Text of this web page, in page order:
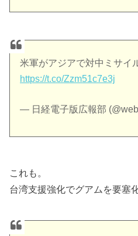
米軍がアジアで対中ミサイ
https://t.co/Zzm51c7e3j
— 日経電子版広報部
これも。
台湾支援強化でグアムを要塞